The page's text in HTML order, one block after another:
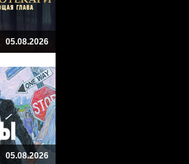
05.08.2026
05.08.2026